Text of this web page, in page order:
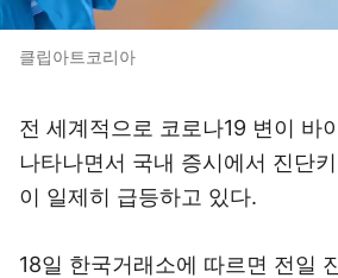
클립아트코리아
전 세계적으로 코로나19 변이 바
나타나면서 국내 증시에서 진단
이 일제히 급등하고 있다.
18일 한국거래소에 따르면 전일